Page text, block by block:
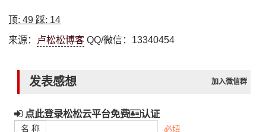
顶:49 踩: 14
来源： 卢松松博客 QQ/微信：13340454
发表感想 加入微信群
点此登录松松云平台免费 认证
名 称 必填